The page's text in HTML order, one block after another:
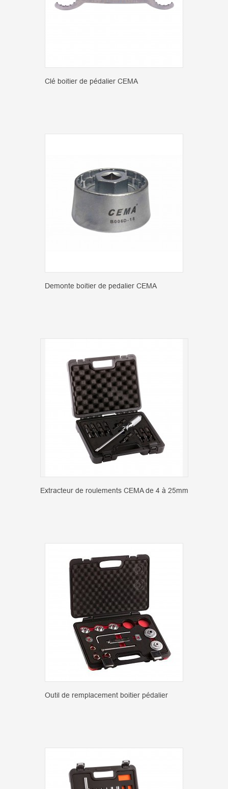
Clé boitier de pédalier CEMA
Demonte boitier de pedalier CEMA
Extracteur de roulements CEMA de 4 à 25mm
Outil de remplacement boitier pédalier